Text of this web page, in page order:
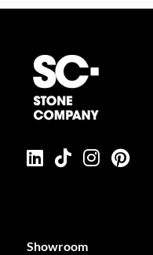
Showroom